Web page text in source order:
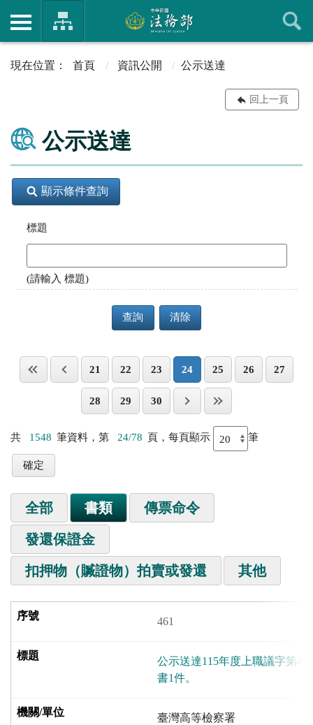
首頁 資訊公開 公示送達
回上一頁
公示送達
顯示條件查詢
標題
(請輸入 標題)
查詢 清除
21 22 23 24 25 26 27
28 29 30
共 1548 筆資料，第 24/78 頁，每頁顯示 筆
全部 書類 傳票命令
發還保證金
扣押物（贓證物）拍賣或發還 其他
461
公示送達115年度上職議字第
書1件。
臺灣高等檢察署